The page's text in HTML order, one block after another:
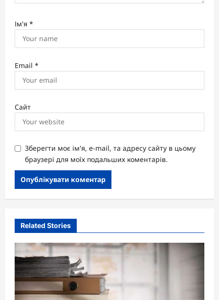
Ім'я *
Email *
Сайт
Зберегти моє ім'я, e-mail, та адресу сайту в цьому
браузері для моїх подальших коментарів.
Related Stories